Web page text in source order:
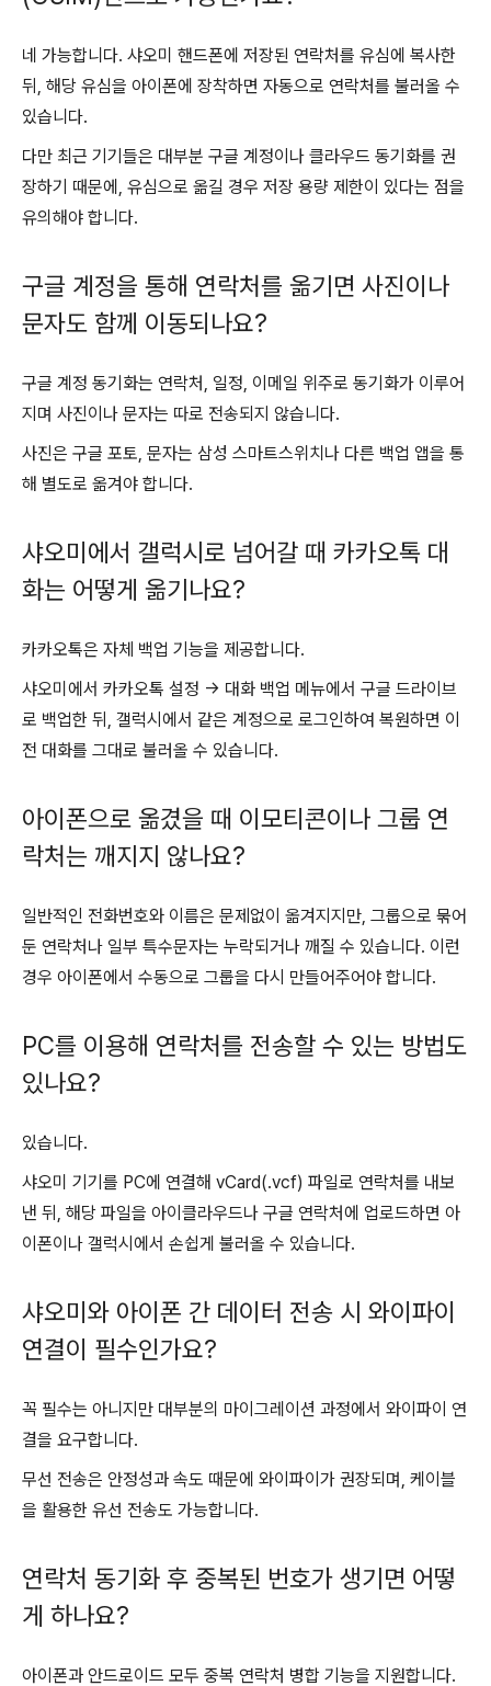
네 가능합니다. 샤오미 핸드폰에 저장된 연락처를 유심에 복사한
뒤, 해당 유심을 아이폰에 장착하면 자동으로 연락처를 불러올 수
있습니다.
다만 최근 기기들은 대부분 구글 계정이나 클라우드 동기화를 권
장하기 때문에, 유심으로 옮길 경우 저장 용량 제한이 있다는 점을
유의해야 합니다.
구글 계정을 통해 연락처를 옮기면 사진이나
문자도 함께 이동되나요?
구글 계정 동기화는 연락처, 일정, 이메일 위주로 동기화가 이루어
지며 사진이나 문자는 따로 전송되지 않습니다.
사진은 구글 포토, 문자는 삼성 스마트스위치나 다른 백업 앱을 통
해 별도로 옮겨야 합니다.
샤오미에서 갤럭시로 넘어갈 때 카카오톡 대
화는 어떻게 옮기나요?
카카오톡은 자체 백업 기능을 제공합니다.
샤오미에서 카카오톡 설정 → 대화 백업 메뉴에서 구글 드라이브
로 백업한 뒤, 갤럭시에서 같은 계정으로 로그인하여 복원하면 이
전 대화를 그대로 불러올 수 있습니다.
아이폰으로 옮겼을 때 이모티콘이나 그룹 연
락처는 깨지지 않나요?
일반적인 전화번호와 이름은 문제없이 옮겨지지만, 그룹으로 묶어
둔 연락처나 일부 특수문자는 누락되거나 깨질 수 있습니다. 이런
경우 아이폰에서 수동으로 그룹을 다시 만들어주어야 합니다.
PC를 이용해 연락처를 전송할 수 있는 방법도
있나요?
있습니다.
샤오미 기기를 PC에 연결해 vCard(.vcf) 파일로 연락처를 내보
낸 뒤, 해당 파일을 아이클라우드나 구글 연락처에 업로드하면 아
이폰이나 갤럭시에서 손쉽게 불러올 수 있습니다.
샤오미와 아이폰 간 데이터 전송 시 와이파이
연결이 필수인가요?
꼭 필수는 아니지만 대부분의 마이그레이션 과정에서 와이파이 연
결을 요구합니다.
무선 전송은 안정성과 속도 때문에 와이파이가 권장되며, 케이블
을 활용한 유선 전송도 가능합니다.
연락처 동기화 후 중복된 번호가 생기면 어떻
게 하나요?
아이폰과 안드로이드 모두 중복 연락처 병합 기능을 지원합니다.